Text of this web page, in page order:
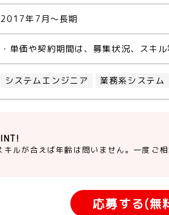
2017年7月～長期
・単価や契約期間は、募集状況、スキ
システムエンジニア 業務系システム
キルが合えば年齢は問いません。一度ご相
応募する(無